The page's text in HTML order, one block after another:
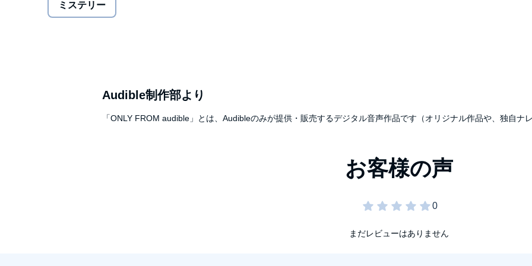
ーーー
八雲は、二十八年前の火災が事件に関係していることに気づくが、
ミステリー
Audible制作部より
「ONLY FROM audible」とは、Audibleのみが提供・販売するデジタル音声作品です（オリジナル作品や、独自ナ
まだレビューはありません